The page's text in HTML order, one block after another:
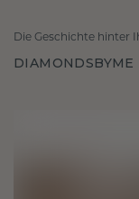
Die Geschichte hinter
DIAMONDSBYME